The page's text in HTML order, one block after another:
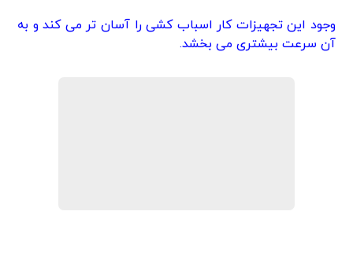
وجود این تجهیزات کار اسباب کشی را آسان تر می کند و به
آن سرعت بیشتری می بخشد.